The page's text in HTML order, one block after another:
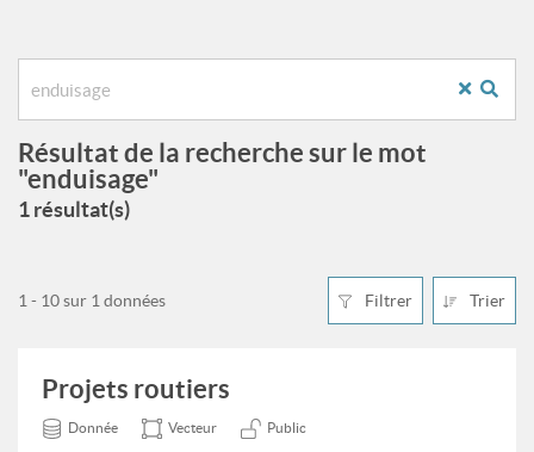
Résultat de la recherche sur le mot
"enduisage"
1 résultat(s)
Filtrer Trier
1 - 10 sur 1 données
Projets routiers
Donnée Vecteur Public